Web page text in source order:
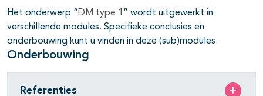
Het onderwerp “DM type 1 ” wordt uitgewerkt in
verschillende modules. Specifieke conclusies en
onderbouwing kunt u vinden in deze (sub)modules.
Onderbouwing
Referenties